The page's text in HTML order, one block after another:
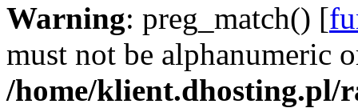
Warning: preg_match() [
must not be alphanumeric
/home/klient.dhosting.pl/